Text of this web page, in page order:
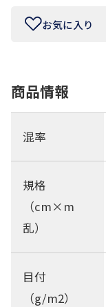
会社概要
お気に入り
商品情報
混率
規格
（cm×m
乱）
目付
（g/m2）